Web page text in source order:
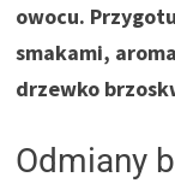
owocu.
smakami,
drzewko
Odmiany